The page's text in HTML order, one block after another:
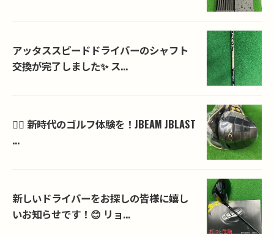
アッタススピードドライバーのシャフト
交換が完了しました✨ ス...
🏌️‍♂️ 新時代のゴルフ体験を！JBEAM JBLAST
...
新しいドライバーをお探しの皆様に嬉し
いお知らせです！😊 リョ...